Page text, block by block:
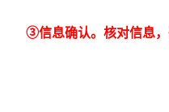
③信息确认。核对信息